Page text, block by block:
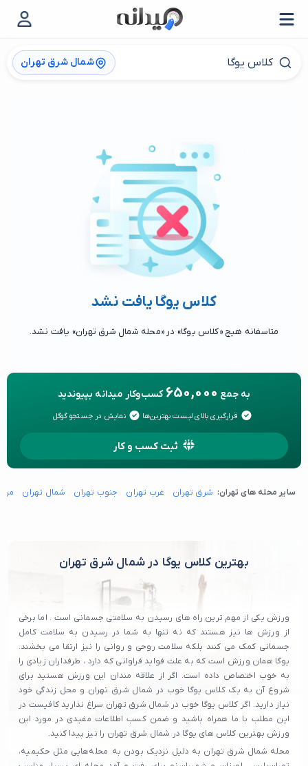
شمال شرق تهران
کلاس یوگا یافت نشد
متاسفانه هیچ «کلاس یوگا» در «محله شمال شرق تهران» یافت نشد.
به جمع 650,000 کسب‌وکار میدانه بپیوندید
قرارگیری بالای لیست بهترین‌ها نمایش در جستجو گوگل
ثبت کسب و کار
سایر محله های تهران: شرق تهران غرب تهران جنوب تهران شمال تهران
بهترین کلاس یوگا در شمال شرق تهران
ورزش یکی از مهم ترین راه های رسیدن به سلامتی جسمانی است . اما برخی
از ورزش ها نیز هستند که نه تنها به شما در رسیدن به سلامت کامل
جسمانی کمک می کنند بلکه سلامت روحی و روانی را نیز ارتقا می بخشند.
یوگا همان ورزش است که به علت فواید فراوانی که دارد ، طرفداران زیادی را
به خوب اختصاص داده است. اگر از علاقه مندان این ورزش هستید برای
شروع آن به یک کلاس یوگا خوب در شمال شرق تهران و محل زندگی خود
نیاز دارید. اگر کلاس یوگا خوب در شمال شرق تهران سراغ ندارید کافیست در
این مطلب با ما همراه باشید و ضمن کسب اطلاعات مفیدی در مورد این
ورزش بهترین کلاس های یوگا در شمال شرق تهران را نیز پیدا کنید.
محله شمال شرق تهران به دلیل نزدیک بودن به محله‌هایی مثل حکیمیه،